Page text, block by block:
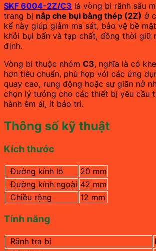
SKF 6004-2Z/C3 là vòng bi rãnh sâu
trang bị nắp che bụi bằng thép (2Z) ở
kế này giúp giảm ma sát, bảo vệ bề
khỏi bụi bẩn và tạp chất, đồng thời giữ
định.
Vòng bi thuộc nhóm C3, nghĩa là có
hơn tiêu chuẩn, phù hợp với các ứng
quay cao, rung động hoặc sự giãn nở
chọn lý tưởng cho các thiết bị yêu cầu
hành êm ái, ít bảo trì.
Thông số kỹ thuật
Kích thước
Đường kính lỗ
20 mm
Đường kính ngoài 42 mm
Chiều rộng
12 mm
Tính năng
Rãnh tra bi